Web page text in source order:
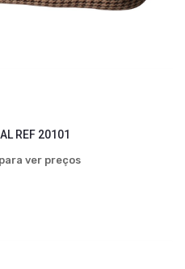
REF 20101
ver preços